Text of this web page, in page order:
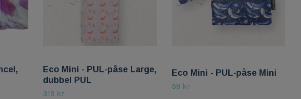
Eco Mini - PUL-påse Large,
dubbel PUL
319 kr
Eco Mini - PUL-påse Mini
59 kr